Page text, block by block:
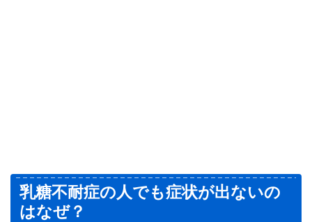
乳糖不耐症の人でも症状が出ないの
はなぜ？